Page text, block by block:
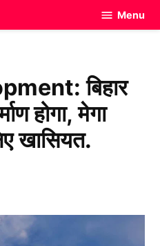
Menu
बिहार
होगा, मेगा
खासियत.